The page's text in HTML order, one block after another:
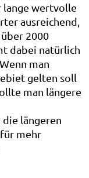
lange wertvolle
ausreichend,
2000
dabei natürlich
man
gelten soll
man längere
die längeren
mehr